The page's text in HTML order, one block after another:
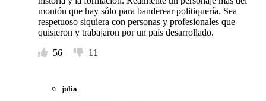
montón que hay sólo para banderear politiquería. Sea
respetuoso siquiera con personas y profesionales que
quisieron y trabajaron por un país desarrollado.
56
11
julia